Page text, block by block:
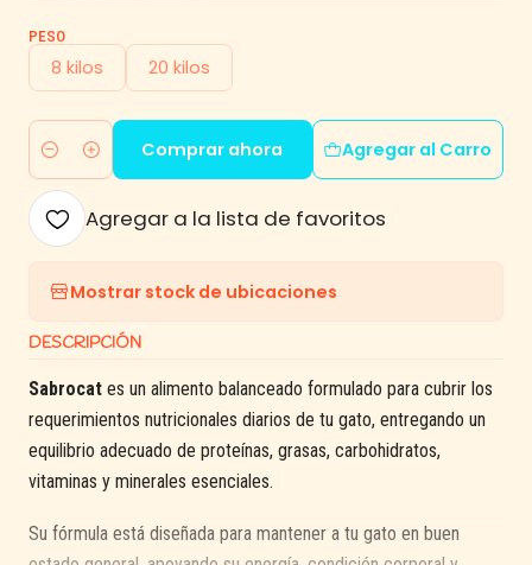
PESO
8 kilos 20 kilos
Cantidad
Agregar al Carro
Comprar ahora
Agregar a la lista de favoritos
Mostrar stock de ubicaciones
DESCRIPCIÓN
Sabrocat es un alimento balanceado formulado para cubrir los
requerimientos nutricionales diarios de tu gato, entregando un
equilibrio adecuado de proteínas, grasas, carbohidratos,
vitaminas y minerales esenciales.
Su fórmula está diseñada para mantener a tu gato en buen